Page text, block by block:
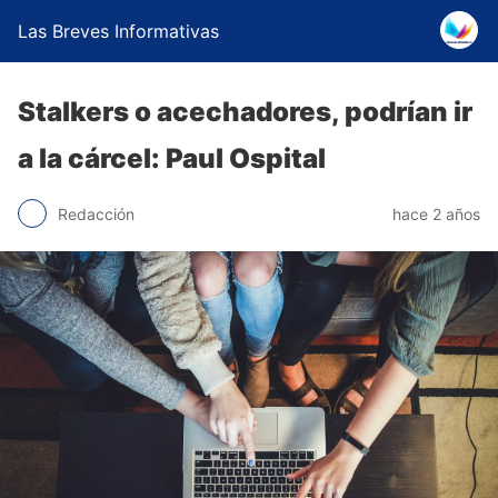
Las Breves Informativas
Stalkers o acechadores, podrían ir
a la cárcel: Paul Ospital
Redacción hace 2 años